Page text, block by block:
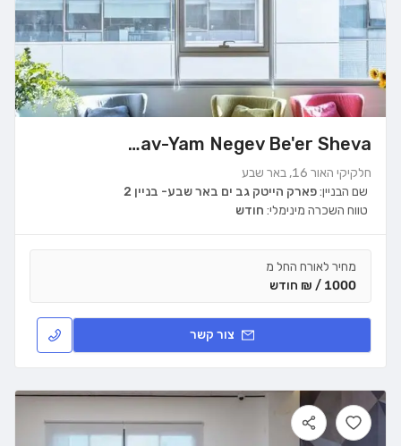
WeWork Gav-Yam Negev Be'er Sheva
חלקיקי האור 16, באר שבע
שם הבניין:פארק הייטק גב ים באר שבע- בניין 2
טווח השכרה מינימלי: חודש
מחיר לאורח החל מ
1000 / ₪ חודש
צור קשר